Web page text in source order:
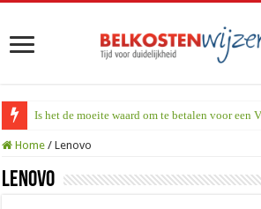
Is het de moeite waard om te betalen voor een
Home / Lenovo
Lenovo